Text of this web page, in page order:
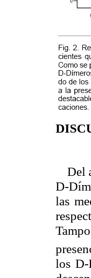
Del
D-
las
los D-